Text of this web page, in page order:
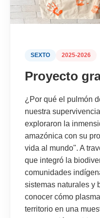
SEXTO 2025-2026
Proyecto
¿Por qué el pulmón
nuestra
exploraron la
amazónica con su
vida al mundo". A
que integró la
comunidades
sistemas naturales y
conocer cómo
territorio en una